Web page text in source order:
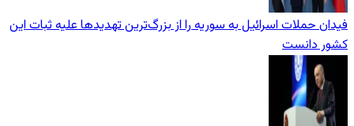
فیدان حملات اسرائیل به سوریه را از بزرگ‌ترین تهدیدها علیه ثبات این
کشور دانست